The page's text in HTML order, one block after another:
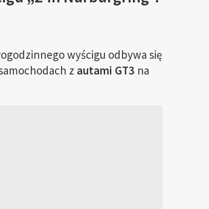
wyścigu odbywa się
z autami GT3 na